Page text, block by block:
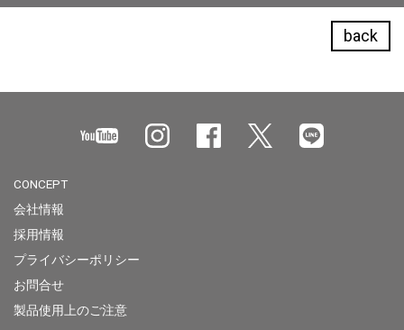
back
CONCEPT
会社情報
採用情報
プライバシーポリシー
お問合せ
製品使用上のご注意